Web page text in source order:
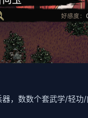
，数数个套武学/轻